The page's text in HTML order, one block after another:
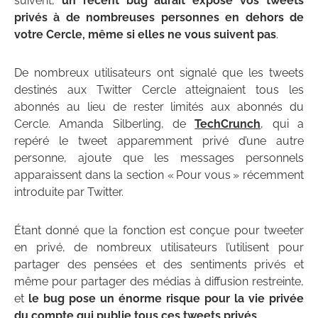
privés à de nombreuses personnes en dehors de
votre Cercle, même si elles ne vous suivent pas.
De nombreux utilisateurs ont signalé que les tweets
destinés aux Twitter Cercle atteignaient tous les
abonnés au lieu de rester limités aux abonnés du
Cercle. Amanda Silberling, deTechCrunch, qui a
repéré le tweet apparemment privé d’une autre
personne, ajoute que les messages personnels
apparaissent dans la section « Pour vous » récemment
introduite par Twitter.
Étant donné que la fonction est conçue pour tweeter
en privé, de nombreux utilisateurs l’utilisent pour
partager des pensées et des sentiments privés et
même pour partager des médias à diffusion restreinte,
et le bug pose un énorme risque pour la vie privée
du compte qui publie tous ces tweets privés